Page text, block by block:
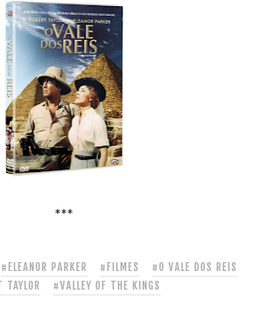
***
#ELEANOR PARKER #FILMES
#O VALE DOS REIS
TAYLOR
#VALLEY OF THE KINGS